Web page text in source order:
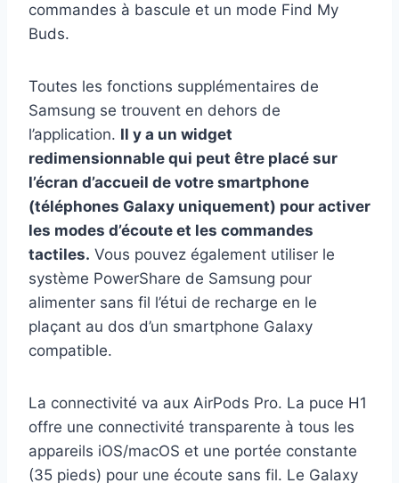
commandes à bascule et un mode Find My
Buds.
Toutes les fonctions supplémentaires de
Samsung se trouvent en dehors de
l’application. Il y a un widget
redimensionnable qui peut être placé sur
l’écran d’accueil de votre smartphone
(téléphones Galaxy uniquement) pour activer
les modes d’écoute et les commandes
tactiles. Vous pouvez également utiliser le
système PowerShare de Samsung pour
alimenter sans fil l’étui de recharge en le
plaçant au dos d’un smartphone Galaxy
compatible.
La connectivité va aux AirPods Pro. La puce H1
offre une connectivité transparente à tous les
appareils iOS/macOS et une portée constante
(35 pieds) pour une écoute sans fil. Le Galaxy